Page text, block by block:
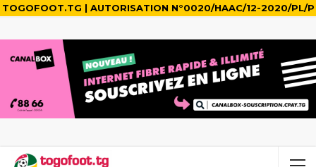
TOGOFOOT.TG | AUTORISATION N°0020/HAAC/12-2020/PL/P